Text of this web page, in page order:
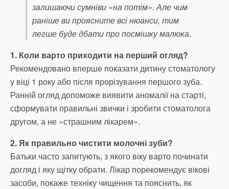
залишаючи сумніви «на потім». Але чим
раніше ви проясните всі нюанси, тим
легше буде дбати про посмішку малюка.
1. Коли варто приходити на перший огляд?
Рекомендовано вперше показати дитину стоматологу
у віці 1 року або після прорізування першого зуба.
Ранній огляд допоможе виявити аномалії на старті,
сформувати правильні звички і зробити стоматолога
другом, а не «страшним лікарем».
2. Як правильно чистити молочні зуби?
Батьки часто запитують, з якого віку варто починати
догляд і яку щітку обрати. Лікар порекомендує вікові
засоби, покаже техніку чищення та пояснить, як